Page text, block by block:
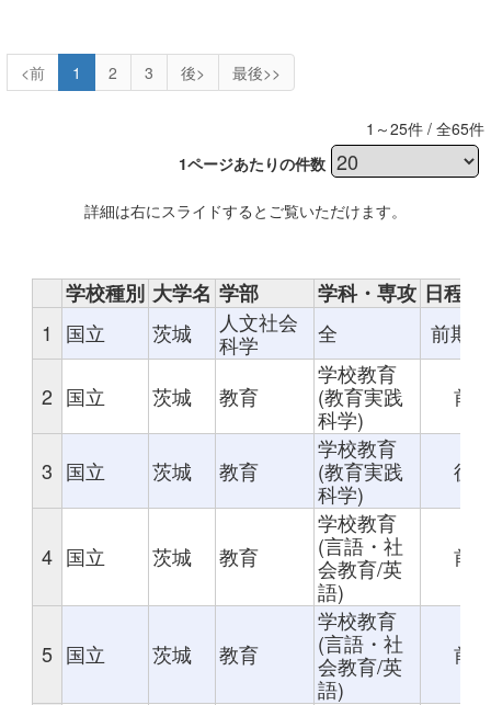
<前 1 2 3 後> 最後>>
1～25件 / 全65件
1ページあたりの件数
詳細は右にスライドするとご覧いただけます。
学校種別 大学名 学部 学科・専攻 日程・
1
国立 茨城
人文社会
科学
全 前期
2 国立 茨城 教育
学校教育
(教育実践
科学)
前
3 国立 茨城 教育
学校教育
(教育実践
科学)
後
4 国立 茨城 教育
学校教育
(言語・社
会教育/英
語)
前
5 国立 茨城 教育
学校教育
(言語・社
会教育/英
語)
前